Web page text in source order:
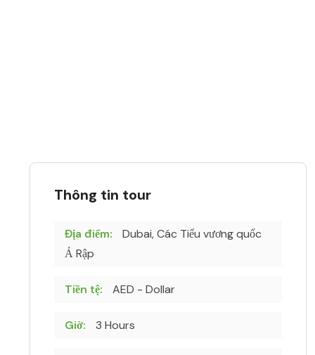
Thông tin tour
Địa điểm:
Dubai, Các Tiểu vương quốc
Ả Rập
Tiền tệ: AED - Dollar
Giờ: 3 Hours